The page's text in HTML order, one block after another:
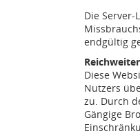
Die
endgültig
Diese
Nutzers
zu. Durch
Gängige